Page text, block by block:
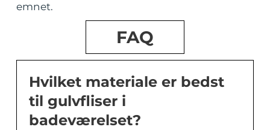
emnet.
FAQ
Hvilket materiale er bedst
til gulvfliser i
badeværelset?